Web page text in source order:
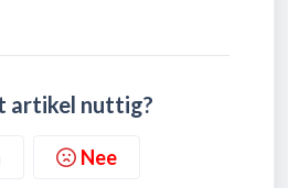
artikel nuttig?
Nee